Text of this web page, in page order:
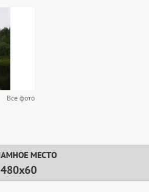
Все фото